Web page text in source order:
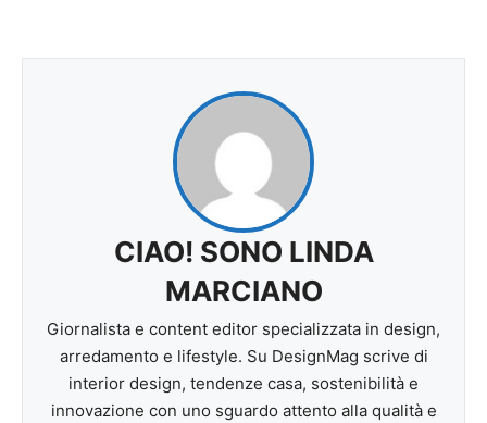
CIAO! SONO LINDA
MARCIANO
Giornalista e content editor specializzata in design,
arredamento e lifestyle. Su DesignMag scrive di
interior design, tendenze casa, sostenibilità e
innovazione con uno sguardo attento alla qualità e